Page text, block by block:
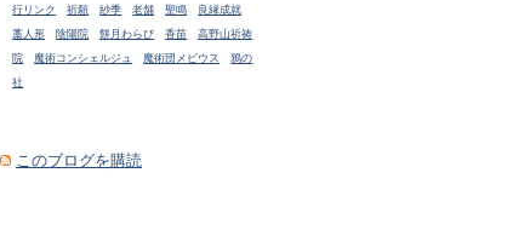
行リンク
祈願 紗季 老舗 聖鳴
良縁成就
藁人形
陰陽院 餅月わらび 香苗
高野山祈祷
院
魔術コンシェルジュ 魔術団メビウス
鴉の
社
このブログを購読